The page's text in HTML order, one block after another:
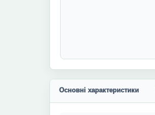
Основні характеристики